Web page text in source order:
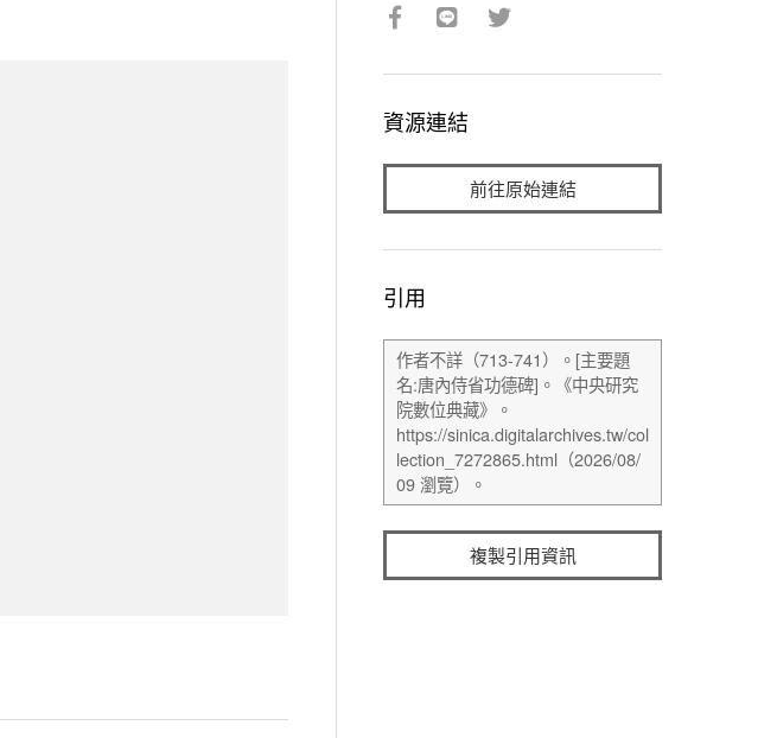
資源連結
前往原始連結
引用
複製引用資訊